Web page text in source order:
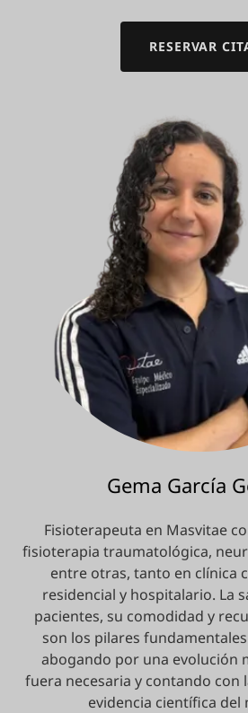
RESERVAR
Gema García
Fisioterapeuta en Masvitae
fisioterapia traumatológica,
entre otras, tanto en clínica
residencial y hospitalario. La
pacientes, su comodidad y
son los pilares
abogando por una evolución
fuera necesaria y contando con
evidencia científica del